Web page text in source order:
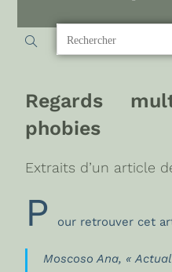
Regards
phobies
Extraits d’un article
P our retrouver cet
Moscoso Ana, «